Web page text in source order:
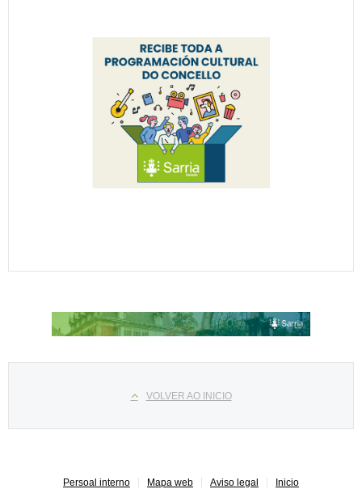
VOLVER AO INICIO
Persoal interno Mapa web Aviso legal Inicio